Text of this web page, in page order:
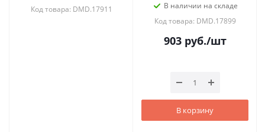
Код товара: DMD.17911
В наличии на складе
Код товара: DMD.17899
903руб./шт
В корзину